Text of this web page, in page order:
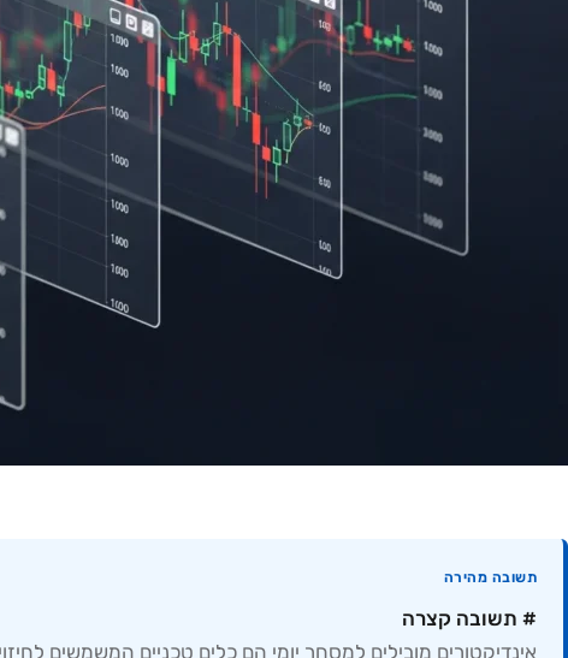
תשובה מהירה
# תשובה קצרה